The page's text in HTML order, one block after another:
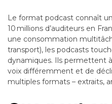
Le format podcast connaît
10 millions d’auditeurs en
une consommation
transport), les podcasts
dynamiques. Ils permettent
voix différemment et de
multiples formats – extraits,